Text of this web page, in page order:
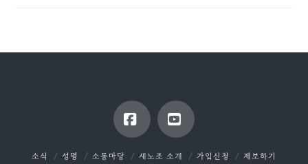
FacebookYouTube
소식 성명 소통마당 새노조 소개 가입신청 제보하기